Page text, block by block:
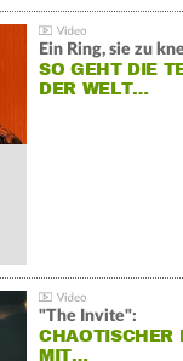
Ein Ring, sie zu
SO GEHT DIE
DER WELT…
"The Invite":
CHAOTISCHER
MIT…